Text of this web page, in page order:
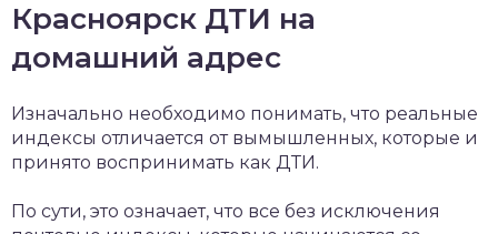
Красноярск ДТИ на
домашний адрес
Изначально необходимо понимать, что реальные
индексы отличается от вымышленных, которые и
принято воспринимать как ДТИ.
По сути, это означает, что все без исключения